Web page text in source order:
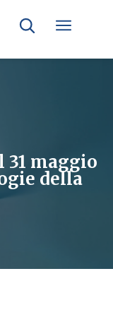
31 maggio
della